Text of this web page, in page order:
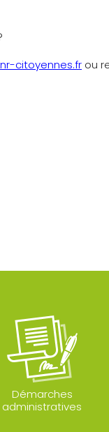
citoyennes.fr ou
Démarches
administratives